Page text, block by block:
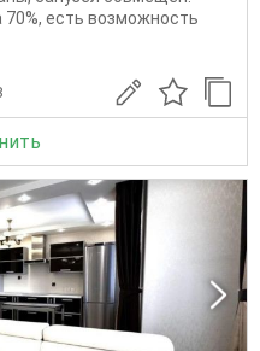
есть возможность